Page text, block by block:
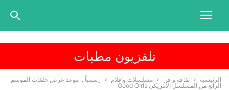
تلفزيون مطبات
الرئيسية ثقافة و فن مسلسلات وافلام
رسمياً .. موعد عرض حلقات الموسم
الرابع من المسلسل الأمريكي Good Girls